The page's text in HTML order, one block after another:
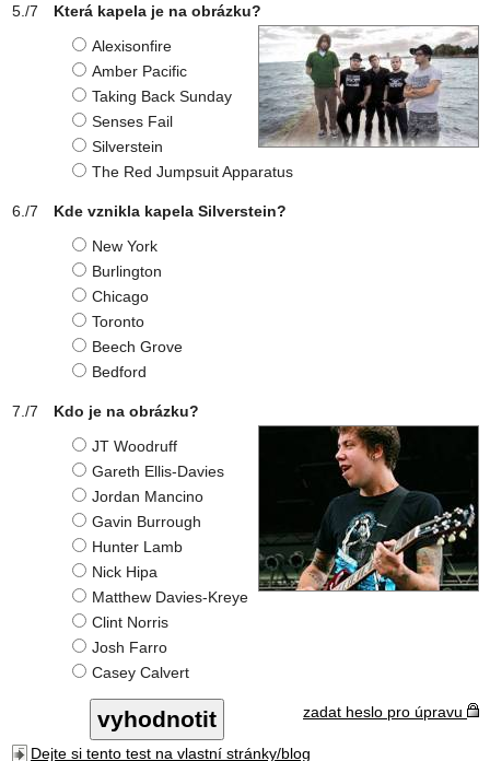
Která kapela je na obrázku?
Alexisonfire
Amber Pacific
Taking Back Sunday
Senses Fail
Silverstein
The Red Jumpsuit Apparatus
Kde vznikla kapela Silverstein?
New York
Burlington
Chicago
Toronto
Beech Grove
Bedford
Kdo je na obrázku?
JT Woodruff
Gareth Ellis-Davies
Jordan Mancino
Gavin Burrough
Hunter Lamb
Nick Hipa
Matthew Davies-Kreye
Clint Norris
Josh Farro
Casey Calvert
zadat heslo pro úpravu
Dejte si tento test na vlastní stránky/blog